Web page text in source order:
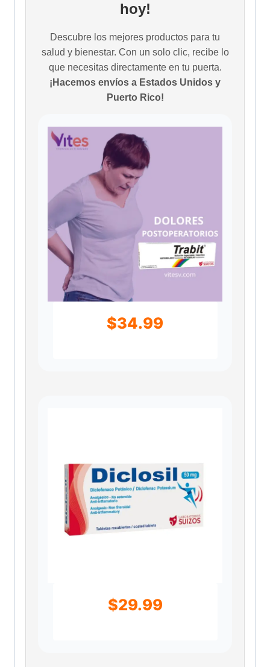
hoy!
Descubre los mejores productos para tu
salud y bienestar. Con un solo clic, recibe lo
que necesitas directamente en tu puerta.
¡Hacemos envíos a Estados Unidos y
Puerto Rico!
$34.99
$29.99